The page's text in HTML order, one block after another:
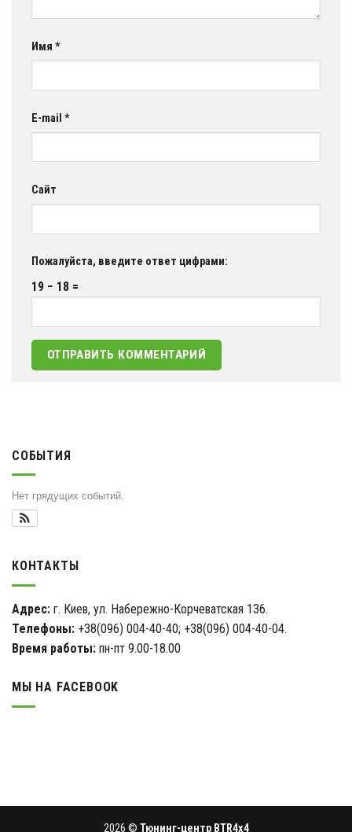
Имя *
E-mail *
Сайт
Пожалуйста, введите ответ цифрами:
19 − 18 =
СОБЫТИЯ
Нет грядущих событий.
КОНТАКТЫ
Адрес: г. Киев, ул. Набережно-Корчеватская 136.
Телефоны: +38(096) 004-40-40; +38(096) 004-40-04.
Время работы: пн-пт 9.00-18.00
МЫ НА FACEBOOK
2026 © Тюнинг-центр BTR4x4